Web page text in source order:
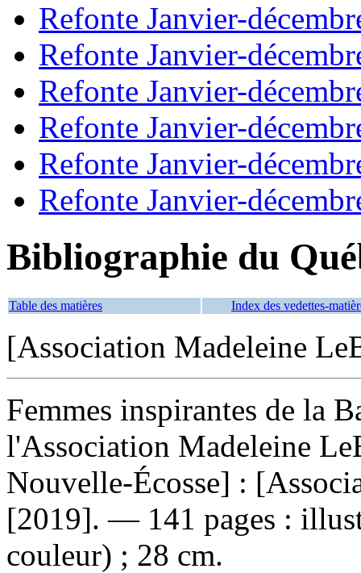
Refonte Janvier-
Refonte Janvier-
Refonte Janvier-
Refonte Janvier-
Refonte Janvier-
Refonte Janvier-
Bibliographie du
Table des matières Index des vedettes-
[Association Madeleine
Femmes inspirantes de la
l'Association Madeleine
Nouvelle-Écosse] :
[2019]. — 141 pages :
couleur) ; 28 cm.